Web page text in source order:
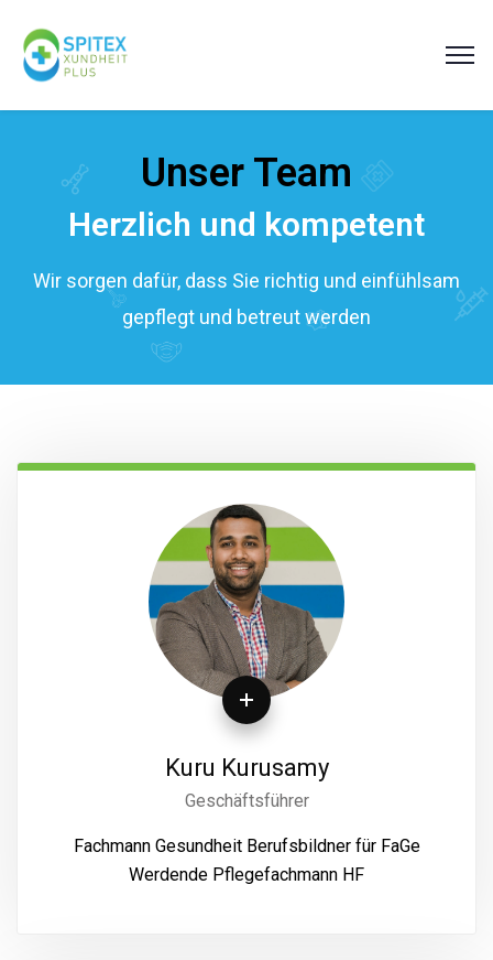
Unser Team
Herzlich und kompetent
Wir sorgen dafür, dass Sie richtig und einfühlsam
gepflegt und betreut werden
Kuru Kurusamy
Geschäftsführer
Fachmann Gesundheit Berufsbildner für FaGe
Werdende Pflegefachmann HF